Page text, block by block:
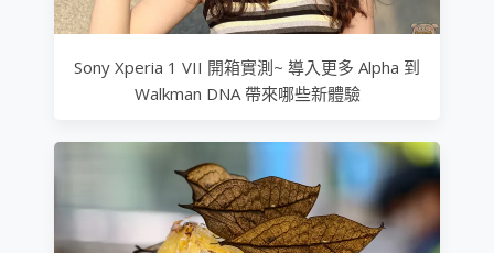
Sony Xperia 1 VII 開箱實測~ 導入更多 Alpha 到
Walkman DNA 帶來哪些新體驗